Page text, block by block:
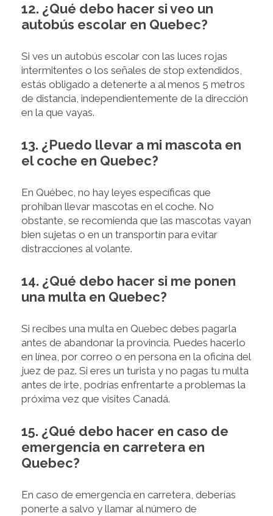
12. ¿Qué debo hacer si veo un
autobús escolar en Quebec?
Si ves un autobús escolar con las luces rojas
intermitentes o los señales de stop extendidos,
estás obligado a detenerte a al menos 5 metros
de distancia, independientemente de la dirección
en la que vayas.
13. ¿Puedo llevar a mi mascota en
el coche en Quebec?
En Québec, no hay leyes específicas que
prohíban llevar mascotas en el coche. No
obstante, se recomienda que las mascotas vayan
bien sujetas o en un transportín para evitar
distracciones al volante.
14. ¿Qué debo hacer si me ponen
una multa en Quebec?
Si recibes una multa en Quebec debes pagarla
antes de abandonar la provincia. Puedes hacerlo
en línea, por correo o en persona en la oficina del
juez de paz. Si eres un turista y no pagas tu multa
antes de irte, podrías enfrentarte a problemas la
próxima vez que visites Canadá.
15. ¿Qué debo hacer en caso de
emergencia en carretera en
Quebec?
En caso de emergencia en carretera, deberías
ponerte a salvo y llamar al número de